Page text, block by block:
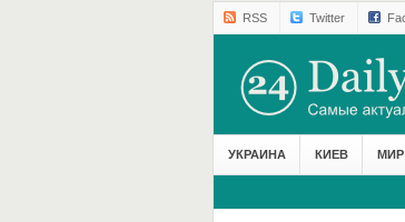
RSS Twitter
УКРАИНА КИЕВ МИР